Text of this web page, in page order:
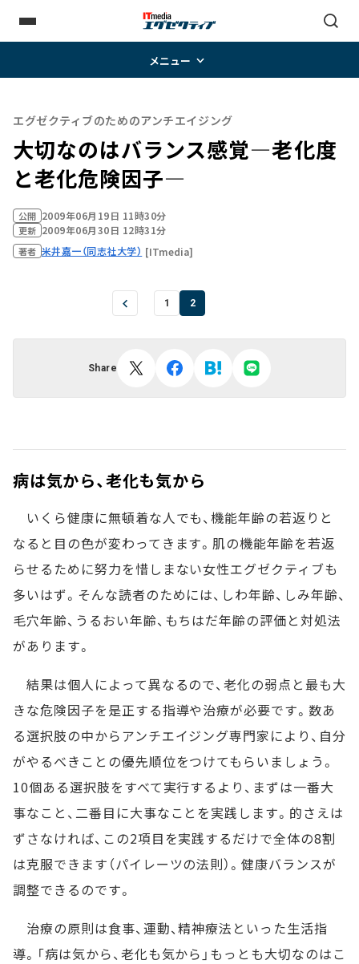
メニュー
エグゼクティブのためのアンチエイジング
大切なのはバランス感覚―老化度
と老化危険因子―
公開 2009年06月19日 11時30分
更新 2009年06月30日 12時31分
著者 米井嘉一（同志社大学） [ITmedia]
1 2
Share
病は気から、老化も気から
いくら健康に無頓着な人でも、機能年齢の若返りと
なると目の色が変わってきます。肌の機能年齢を若返
らせるために努力を惜しまない女性エグゼクティブも
多いはず。そんな読者のためには、しわ年齢、しみ年齢、
毛穴年齢、うるおい年齢、もちはだ年齢の評価と対処法
があります。
結果は個人によって異なるので、老化の弱点と最も大
きな危険因子を是正する指導や治療が必要です。数あ
る選択肢の中からアンチエイジング専門家により、自分
がやるべきことの優先順位をつけてもらいましょう。
10個ある選択肢をすべて実行するより、まずは一番大
事なこと、二番目に大事なことを実践します。的さえは
ずさなければ、この2項目を実践するだけで全体の8割
は克服できます（パイレーツの法則）。健康バランスが
調整できるのです。
治療の原則は食事、運動、精神療法といった生活指
導。「病は気から、老化も気から」もっとも大切なのはこ